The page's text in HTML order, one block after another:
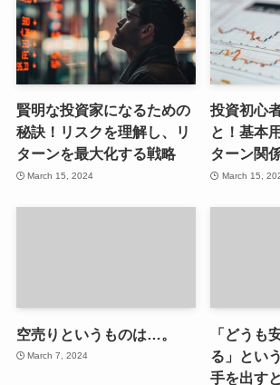
賢明な投資家になるための
秘訣！リスクを理解し、リ
ターンを最大化する戦略
March 15, 2024
投資初心
と！基本
ターン関
March 15,
空売りというものは…。
March 7, 2024
「どうも
る」とい
手を出す